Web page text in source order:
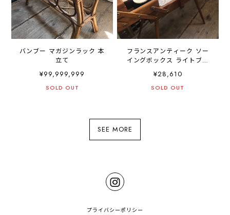
バンブー マガジンラック 本
立て
¥99,999,999
SOLD OUT
フランスアンティーク ソー
イングボックス ライトブラ
¥28,610
SOLD OUT
SEE MORE
プライバシーポリシー